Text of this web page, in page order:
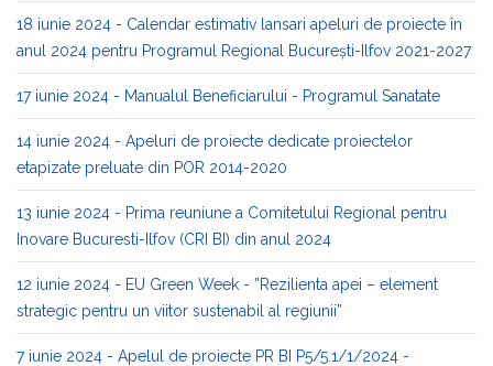
18 iunie 2024 - Calendar estimativ lansari apeluri de proiecte în
anul 2024 pentru Programul Regional București-Ilfov 2021-2027
17 iunie 2024 - Manualul Beneficiarului - Programul Sanatate
14 iunie 2024 - Apeluri de proiecte dedicate proiectelor
etapizate preluate din POR 2014-2020
13 iunie 2024 - Prima reuniune a Comitetului Regional pentru
Inovare Bucuresti-Ilfov (CRI BI) din anul 2024
12 iunie 2024 - EU Green Week - ”Rezilienta apei – element
strategic pentru un viitor sustenabil al regiunii”
7 iunie 2024 - Apelul de proiecte PR BI P5/5.1/1/2024 -